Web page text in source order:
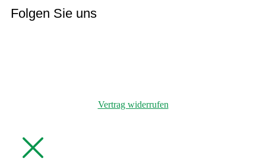
Folgen Sie uns
Vertrag widerrufen